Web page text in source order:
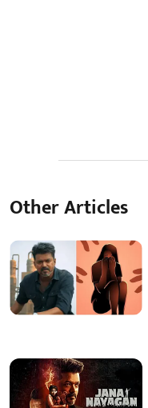
Other Articles